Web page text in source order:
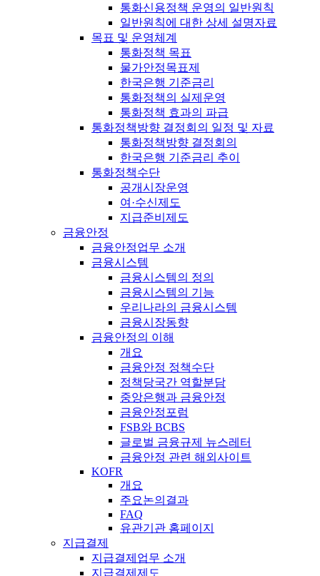
통화신용정책 운영의 일반원칙
일반원칙에 대한 상세 설명자료
목표 및 운영체계
통화정책 목표
물가안정목표제
한국은행 기준금리
통화정책의 실제운영
통화정책 효과의 파급
통화정책방향 결정회의 일정 및 자료
통화정책방향 결정회의
한국은행 기준금리 추이
통화정책수단
공개시장운영
여·수신제도
지급준비제도
금융안정
금융안정업무 소개
금융시스템
금융시스템의 정의
금융시스템의 기능
우리나라의 금융시스템
금융시장동향
금융안정의 이해
개요
금융안정 정책수단
정책당국간 역할분담
중앙은행과 금융안정
금융안정포럼
FSB와 BCBS
글로벌 금융규제 뉴스레터
금융안정 관련 해외사이트
KOFR
개요
주요논의결과
FAQ
유관기관 홈페이지
지급결제
지급결제업무 소개
지급결제제도